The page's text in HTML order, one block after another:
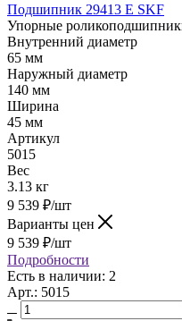
Подшипник 29413 Е SKF
Упорные
Внутренний диаметр
65 мм
Наружный диаметр
140 мм
Ширина
45 мм
Артикул
5015
Вес
3.13 кг
9 539 ₽/шт
Варианты цен
9 539 ₽/шт
Подробности
Есть в наличии: 2
Арт.: 5015